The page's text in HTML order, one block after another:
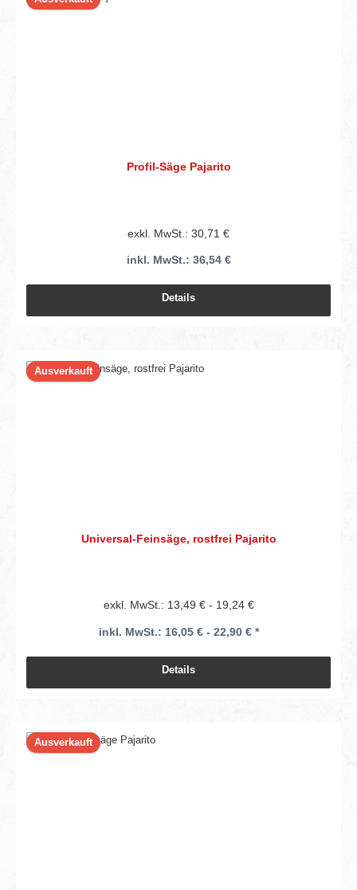
Profil-Säge Pajarito
exkl. MwSt.: 30,71 €
inkl. MwSt.: 36,54 €
Details
Ausverkauft
Universal-Feinsäge, rostfrei Pajarito
exkl. MwSt.: 13,49 € - 19,24 €
inkl. MwSt.: 16,05 € - 22,90 € *
Details
Ausverkauft